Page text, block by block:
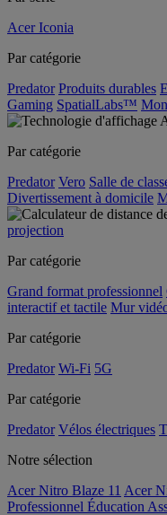
Acer Iconia
Par catégorie
Predator Produits durables
Gaming SpatialLabs™
Par catégorie
Predator Vero Salle de
Divertissement à domicile
projection
Par catégorie
Grand format professionnel
interactif et tactile Mur
Par catégorie
Predator Wi-Fi 5G
Par catégorie
Predator Vélos électriques
Notre sélection
Acer Nitro Blaze 11 Acer
Professionnel Éducation